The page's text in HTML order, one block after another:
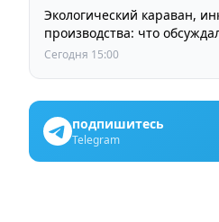
Экологический караван,
производства: что
Сегодня 15:00
подпишитесь
Telegram